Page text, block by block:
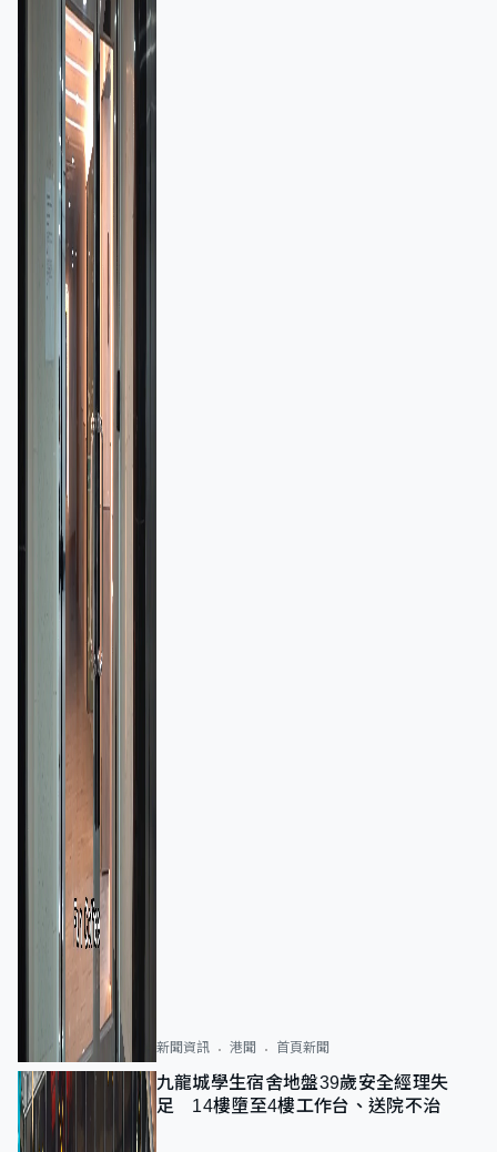
新聞資訊 港聞 首頁新聞
九龍城學生宿舍地盤39歲安全經理失
足 14樓墮至4樓工作台、送院不治